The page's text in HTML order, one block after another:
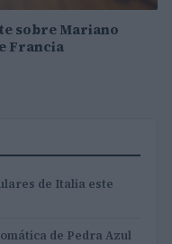
sobre Mariano
Francia
de Italia este
de Pedra Azul